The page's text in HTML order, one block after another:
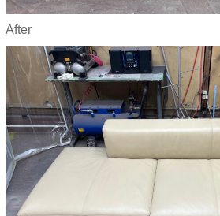
After